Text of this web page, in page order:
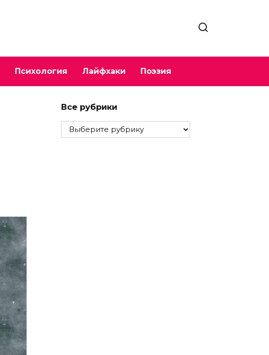
Психология Лайфхаки Поэзия
Все рубрики
Все
рубрики